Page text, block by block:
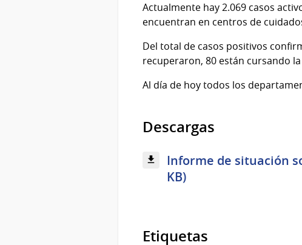
Actualmente hay 2.069 casos
encuentran en centros de
Del total de casos positivos
recuperaron, 80 están cursando
Al día de hoy todos los
Descargas
Informe de situación
KB)
Etiquetas